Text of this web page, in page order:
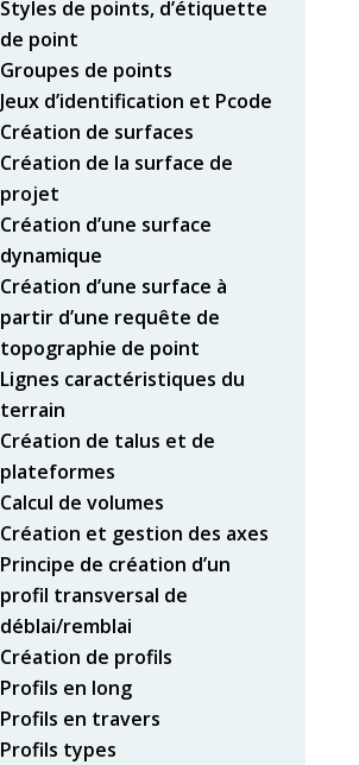
Styles de points, d’étiquette
de point
Groupes de points
Jeux d’identification et Pcode
Création de surfaces
Création de la surface de
projet
Création d’une surface
dynamique
Création d’une surface à
partir d’une requête de
topographie de point
Lignes caractéristiques du
terrain
Création de talus et de
plateformes
Calcul de volumes
Création et gestion des axes
Principe de création d’un
profil transversal de
déblai/remblai
Création de profils
Profils en long
Profils en travers
Profils types